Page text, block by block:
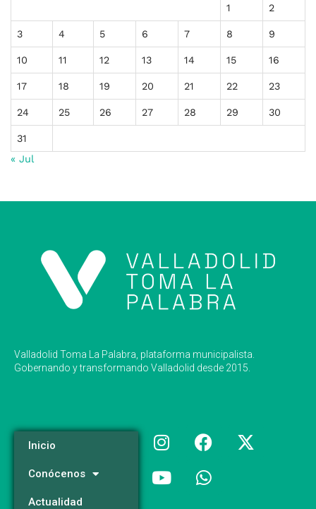
1 2
3 4 5 6 7 8 9
10 11 12 13 14 15 16
17 18 19 20 21 22 23
24 25 26 27 28 29 30
31
« Jul
Valladolid Toma La Palabra, plataforma municipalista.
Gobernando y transformando Valladolid desde 2015.
Inicio
Conócenos
Actualidad